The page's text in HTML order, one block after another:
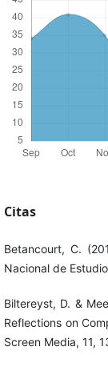
Citas
Betancourt, C.
Nacional de
Biltereyst, D. &
Reflections on
Screen Media, 11,